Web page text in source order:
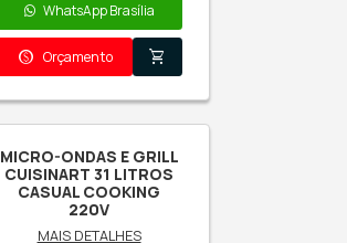
shopping_cart